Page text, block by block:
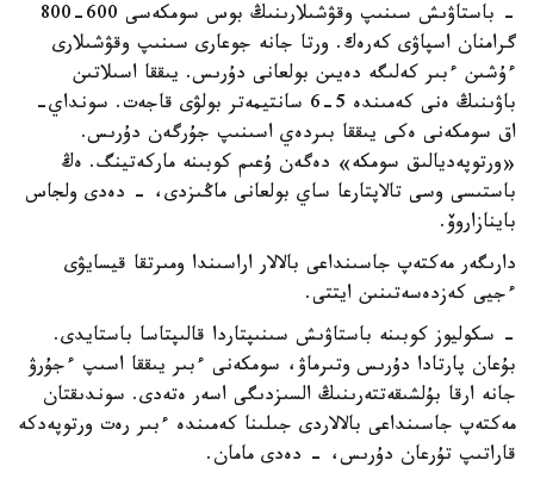
- باستاۋىش سىنىپ وقۋشىلارىنىڭ بوس سومكەسى 600-800
گرامنان اسپاۋى كەرەك. ورتا جانە جوعارى سىنىپ وقۋشىلارى
ءۇشىن ءبىر كەلىگە دەيىن بولعانى دۇرىس. يىققا اسىلاتىن
باۋىنىڭ ەنى كەمىندە 5-6 سانتيمەتر بولۋى قاجەت. سونداي-
اق سومكەنى ەكى يىققا بىردەي اسىنىپ جۇرگەن دۇرىس.
«ورتوپەديالىق سومكە» دەگەن ۇعىم كوبىنە ماركەتينگ. ەڭ
باستىسى وسى تالاپتارعا ساي بولعانى ماڭىزدى، - دەدى ولجاس
باينازاروۆ.
دارىگەر مەكتەپ جاسىنداعى بالالار اراسىندا ومىرتقا قيسايۋى
ءجيى كەزدەسەتىنىن ايتتى.
- سكوليوز كوبىنە باستاۋىش سىنىپتاردا قالىپتاسا باستايدى.
بۇعان پارتادا دۇرىس وتىرماۋ، سومكەنى ءبىر يىققا اسىپ ءجۇرۋ
جانە ارقا بۇلشىقەتتەرىنىڭ السىزدىگى اسەر ەتەدى. سوندىقتان
مەكتەپ جاسىنداعى بالالاردى جىلىنا كەمىندە ءبىر رەت ورتوپەدكە
قاراتىپ تۇرعان دۇرىس، - دەدى مامان.